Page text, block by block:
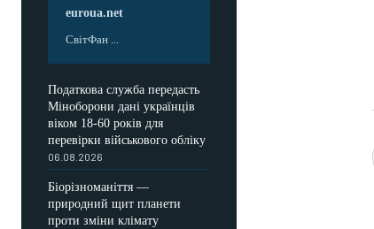
euroua.net
СвітФан ...
Податкова служба передасть
Міноборони дані українців
віком 18-60 років для
перевірки військового обліку
06.08.2026
Біорізноманіття —
природний щит планети
проти зміни клімату